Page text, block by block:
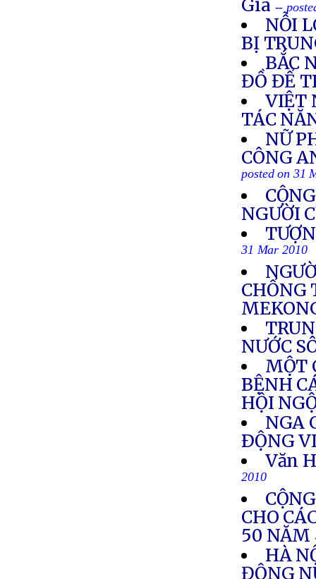
Giá --
NỖI
BỊ
BẮC
ĐỒ ĐỂ
VIỆT
TÁC
NỮ
CÔNG
posted on 31
NGƯỜI
31 Mar 2010
CHỐNG
NƯỚC
MỘT
BỆNH
HỘI
NGA
ÐỘNG
Văn
2010
CHO
50 NĂM
HÀ
ĐỘNG